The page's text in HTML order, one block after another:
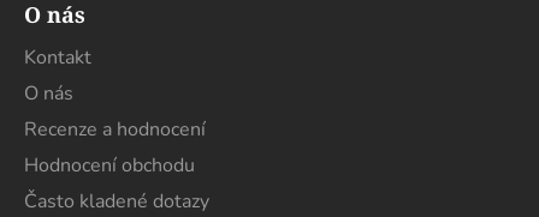
O nás
Kontakt
O nás
Recenze a hodnocení
Hodnocení obchodu
Často kladené dotazy